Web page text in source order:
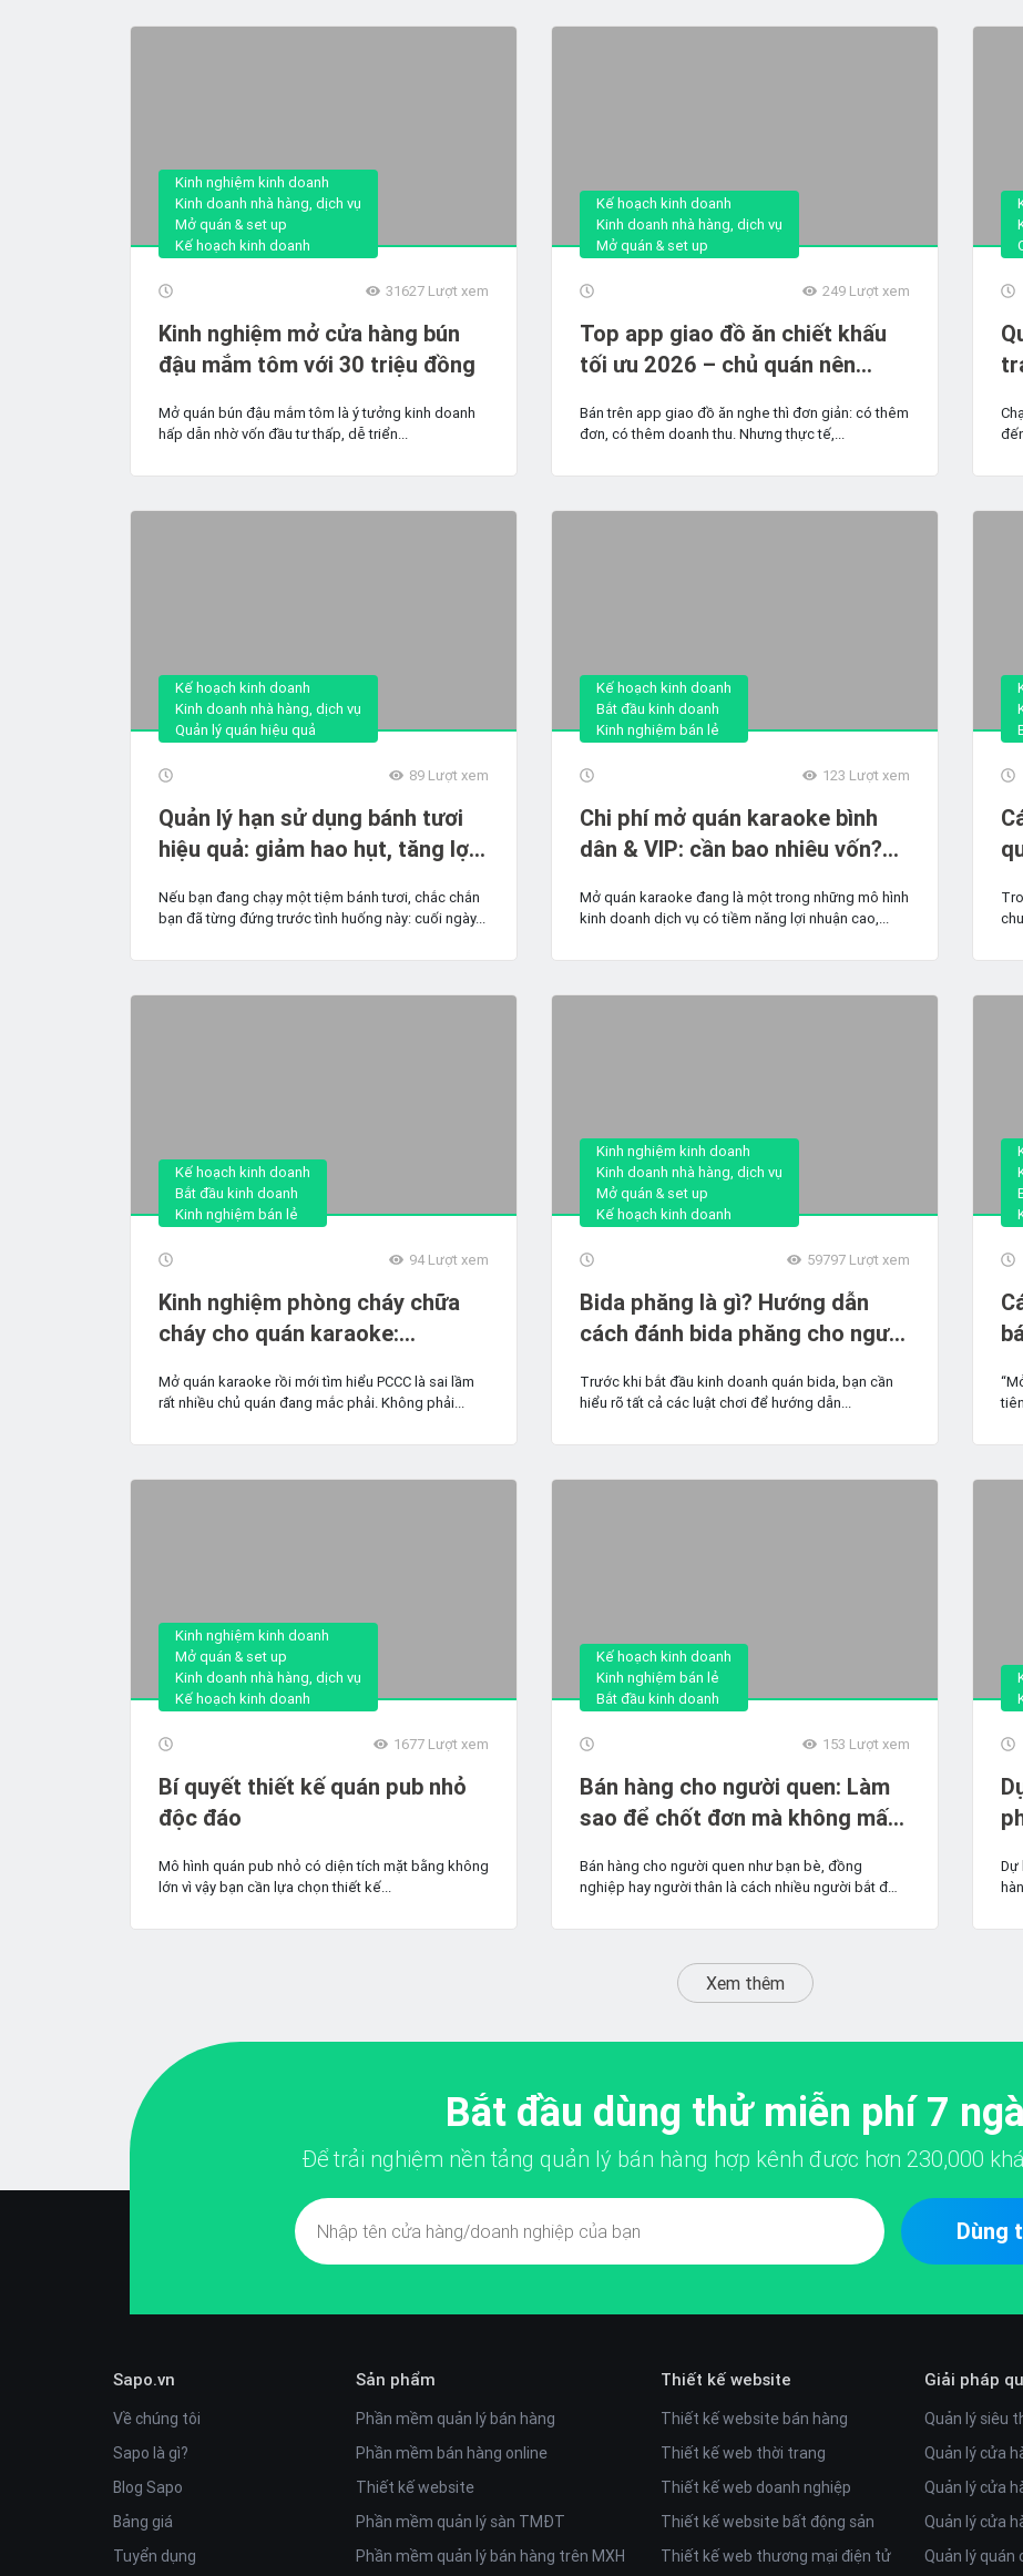
Kinh nghiệm kinh doanh
Kinh doanh nhà hàng, dịch vụ
Mở quán & set up
Kế hoạch kinh doanh
31627Lượt xem
Kinh nghiệm mở cửa hàng bún
đậu mắm tôm với 30 triệu đồng
Mở quán bún đậu mắm tôm là ý tưởng kinh doanh
hấp dẫn nhờ vốn đầu tư thấp, dễ triển...
Kế hoạch kinh doanh
Kinh doanh nhà hàng, dịch vụ
Mở quán & set up
249Lượt xem
Top app giao đồ ăn chiết khấu
tối ưu 2026 – chủ quán nên
"ăn %"?
Bán trên app giao đồ ăn nghe thì đơn giản: có thêm
đơn, có thêm doanh thu. Nhưng thực tế,...
Kế hoạch kinh doanh
Kinh doanh nhà hàng, dịch vụ
Quản lý quán hiệu quả
89Lượt xem
Quản lý hạn sử dụng bánh tươi
hiệu quả: giảm hao hụt, tăng lợi
Nếu bạn đang chạy một tiệm bánh tươi, chắc chắn
bạn đã từng đứng trước tình huống này: cuối ngày...
Kế hoạch kinh doanh
Bắt đầu kinh doanh
Kinh nghiệm bán lẻ
123 Lượt xem
Chi phí mở quán karaoke bình
dân & VIP: cần bao nhiêu vốn?
Mở quán karaoke đang là một trong những mô hình
kinh doanh dịch vụ có tiềm năng lợi nhuận cao,...
Kế hoạch kinh doanh
Bắt đầu kinh doanh
Kinh nghiệm bán lẻ
94Lượt xem
Kinh nghiệm phòng cháy chữa
cháy cho quán karaoke:
chỉ 2026
Mở quán karaoke rồi mới tìm hiểu PCCC là sai lầm
rất nhiều chủ quán đang mắc phải. Không phải...
Kinh nghiệm kinh doanh
Kinh doanh nhà hàng, dịch vụ
Mở quán & set up
Kế hoạch kinh doanh
59797Lượt xem
Bida phăng là gì? Hướng dẫn
cách đánh bida phăng cho người
Trước khi bắt đầu kinh doanh quán bida, bạn cần
hiểu rõ tất cả các luật chơi để hướng dẫn...
Kinh nghiệm kinh doanh
Mở quán & set up
Kinh doanh nhà hàng, dịch vụ
Kế hoạch kinh doanh
1677Lượt xem
Bí quyết thiết kế quán pub nhỏ
độc đáo
Mô hình quán pub nhỏ có diện tích mặt bằng không
lớn vì vậy bạn cần lựa chọn thiết kế...
Kế hoạch kinh doanh
Kinh nghiệm bán lẻ
Bắt đầu kinh doanh
153 Lượt xem
Bán hàng cho người quen: Làm
sao để chốt đơn mà không mất
Bán hàng cho người quen như bạn bè, đồng
nghiệp hay người thân là cách nhiều người bắt đầu
Dự
Xem thêm
Bắt đầu dùng thử miễn phí 7
Để trải nghiệm nền tảng quản lý bán hàng hợp kênh được hơn 230,000
Dùng
Sapo.vn
Về chúng tôi
Sapo là gì?
Blog Sapo
Bảng giá
Tuyển dụng
Sản phẩm
Phần mềm quản lý bán hàng
Phần mềm bán hàng online
Thiết kế website
Phần mềm quản lý sàn TMĐT
Phần mềm quản lý bán hàng trên MXH
Thiết kế website
Thiết kế website bán hàng
Thiết kế web thời trang
Thiết kế web doanh nghiệp
Thiết kế website bất động sản
Thiết kế web thương mại điện tử
Giải pháp
Quản lý siêu
Quản lý cửa
Quản lý cửa
Quản lý cửa
Quản lý quán